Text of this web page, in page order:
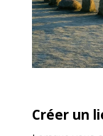
Créer un